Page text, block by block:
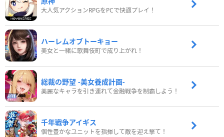
大人気アクションRPGをPCで快適プレイ！
ハーレムオブトーキョー
美女と一緒に歌舞伎町で成り上がれ！
総裁の野望 -美女養成計画-
美麗なキャラを引き連れて金融戦争を制覇しよう！
千年戦争アイギス
個性豊かなユニットを指揮して敵を迎え撃て！